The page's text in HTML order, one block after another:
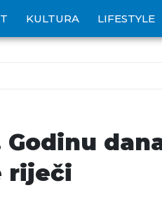
KULTURA LIFESTYLE
riječi